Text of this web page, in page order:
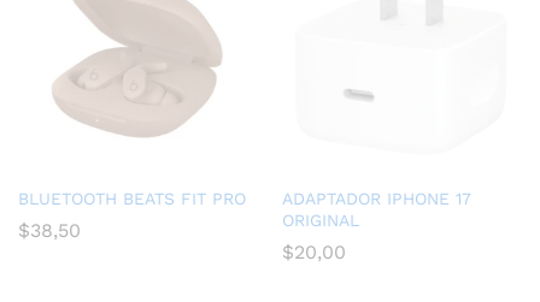
BLUETOOTH BEATS FIT PRO
$38,50
ADAPTADOR IPHONE 17
ORIGINAL
$20,00